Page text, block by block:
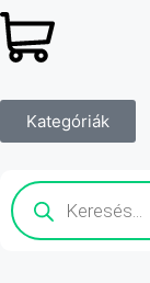
Kategóriák